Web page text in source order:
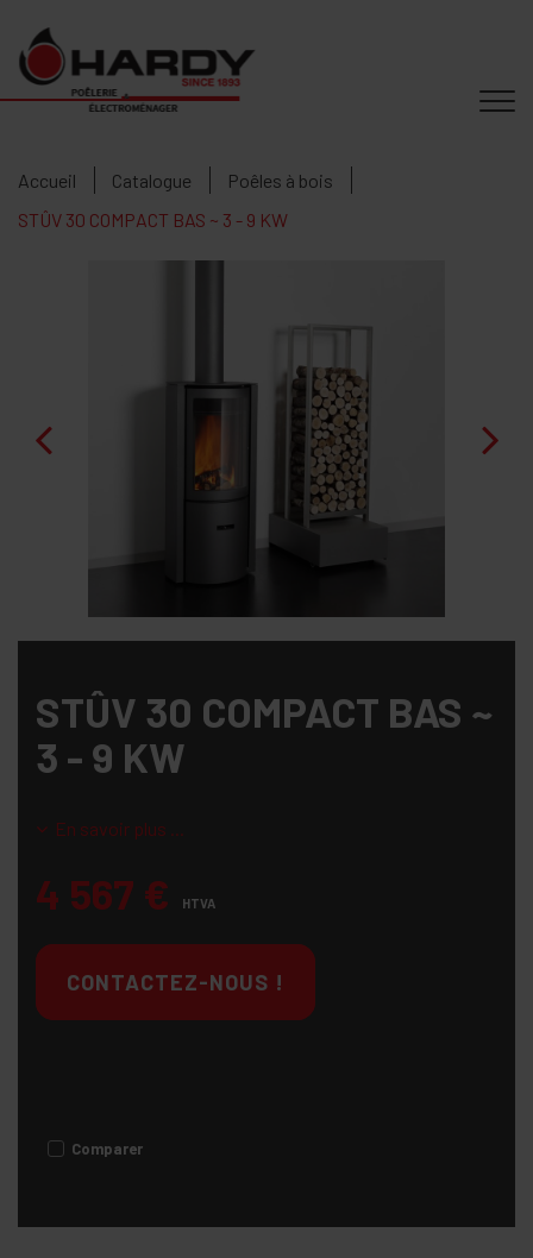
Accueil Catalogue
Poêles à bois
STÛV 30 COMPACT BAS ~ 3 - 9 KW
STÛV 30 COMPACT BAS ~
3 - 9 KW
En savoir plus ...
4 567 € HTVA
CONTACTEZ-NOUS !
Comparer